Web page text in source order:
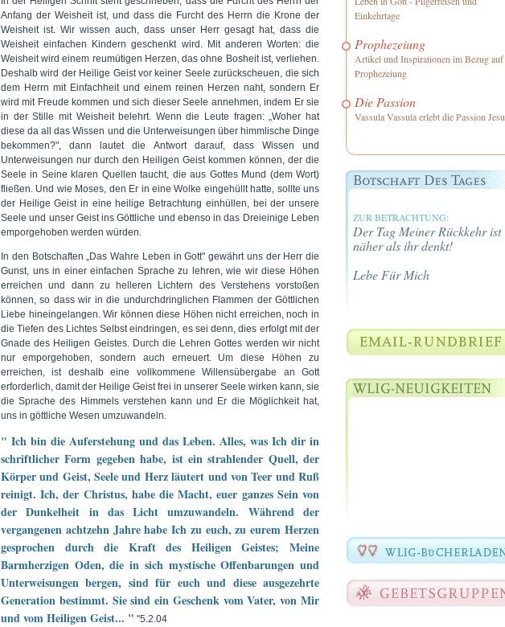
Anfang der Weisheit ist, und dass die Furcht des Herrn die Krone der
Weisheit ist. Wir wissen auch, dass unser Herr gesagt hat, dass die
Weisheit einfachen Kindern geschenkt wird. Mit anderen Worten: die
Weisheit wird einem reumütigen Herzen, das ohne Bosheit ist, verliehen.
Deshalb wird der Heilige Geist vor keiner Seele zurückscheuen, die sich
dem Herrn mit Einfachheit und einem reinen Herzen naht, sondern Er
wird mit Freude kommen und sich dieser Seele annehmen, indem Er sie
in der Stille mit Weisheit belehrt. Wenn die Leute fragen: „Woher hat
diese da all das Wissen und die Unterweisungen über himmlische Dinge
bekommen?", dann lautet die Antwort darauf, dass Wissen und
Unterweisungen nur durch den Heiligen Geist kommen können, der die
Seele in Seine klaren Quellen taucht, die aus Gottes Mund (dem Wort)
fließen. Und wie Moses, den Er in eine Wolke eingehüllt hatte, sollte uns
der Heilige Geist in eine heilige Betrachtung einhüllen, bei der unsere
Seele und unser Geist ins Göttliche und ebenso in das Dreieinige Leben
emporgehoben werden würden.
In den Botschaften „Das Wahre Leben in Gott" gewährt uns der Herr die
Gunst, uns in einer einfachen Sprache zu lehren, wie wir diese Höhen
erreichen und dann zu helleren Lichtern des Verstehens vorstoßen
können, so dass wir in die undurchdringlichen Flammen der Göttlichen
Liebe hineingelangen. Wir können diese Höhen nicht erreichen, noch in
die Tiefen des Lichtes Selbst eindringen, es sei denn, dies erfolgt mit der
Gnade des Heiligen Geistes. Durch die Lehren Gottes werden wir nicht
nur emporgehoben, sondern auch erneuert. Um diese Höhen zu
erreichen, ist deshalb eine vollkommene Willensübergabe an Gott
erforderlich, damit der Heilige Geist frei in unserer Seele wirken kann, sie
die Sprache des Himmels verstehen kann und Er die Möglichkeit hat,
uns in göttliche Wesen umzuwandeln.
" Ich bin die Auferstehung und das Leben. Alles, was Ich dir in
schriftlicher Form gegeben habe, ist ein strahlender Quell, der
Körper und Geist, Seele und Herz läutert und von Teer und Ruß
reinigt. Ich, der Christus, habe die Macht, euer ganzes Sein von
der Dunkelheit in das Licht umzuwandeln. Während der
vergangenen achtzehn Jahre habe Ich zu euch, zu eurem Herzen
gesprochen durch die Kraft des Heiligen Geistes; Meine
Barmherzigen Oden, die in sich mystische Offenbarungen und
Unterweisungen bergen, sind für euch und diese ausgezehrte
Generation bestimmt. Sie sind ein Geschenk vom Vater, von Mir
und vom Heiligen Geist... " "5.2.04
Einkehrtage
Prophezeiung
Artikel und Inspirationen im Bezug auf
Prophezeiung
Die Passion
Vassula Vassula erlebt die Passion Jesu
ZUR BETRACHTUNG:
Der Tag Meiner Rückkehr ist
näher als ihr denkt!
Lebe Für Mich